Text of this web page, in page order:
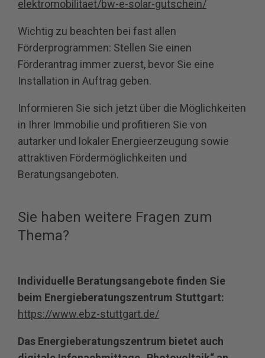
elektromobilitaet/bw-e-solar-gutschein/
Wichtig zu beachten bei fast allen
Förderprogrammen: Stellen Sie einen
Förderantrag immer zuerst, bevor Sie eine
Installation in Auftrag geben.
Informieren Sie sich jetzt über die Möglichkeiten
in Ihrer Immobilie und profitieren Sie von
autarker und lokaler Energieerzeugung sowie
attraktiven Fördermöglichkeiten und
Beratungsangeboten.
Sie haben weitere Fragen zum
Thema?
Individuelle Beratungsangebote finden Sie
beim Energieberatungszentrum Stuttgart:
https://www.ebz-stuttgart.de/
Das Energieberatungszentrum bietet auch